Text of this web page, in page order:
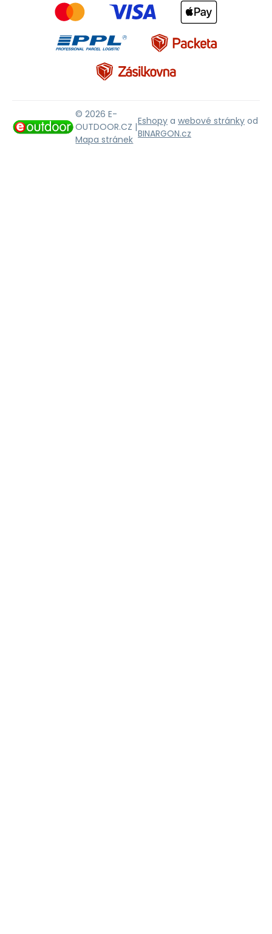
© 2026 E-
OUTDOOR.CZ |
Mapa stránek
Eshopy a webové stránky od
BINARGON.cz